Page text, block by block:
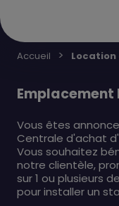
Accueil Location
Emplacement
Vous êtes
Centrale d'achat
Vous souhaitez
notre clientèle,
sur 1 ou plusieurs
pour installer un